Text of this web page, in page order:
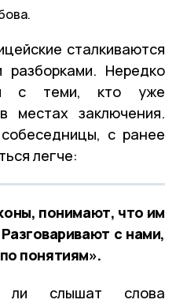
сталкиваются
Нередко
с теми, кто уже
местах заключения.
с ранее
легче:
понимают, что им
с нами,
понятиям».
слышат слова